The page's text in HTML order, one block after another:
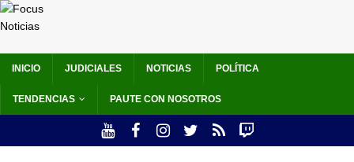
INICIO JUDICIALES NOTICIAS POLÍTICA
TENDENCIAS PAUTE CON NOSOTROS